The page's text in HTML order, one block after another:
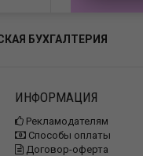
БУХГАЛТЕРИЯ
ИНФОРМАЦИЯ
Рекламодателям
Способы оплаты
Договор-оферта